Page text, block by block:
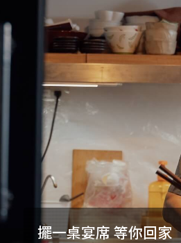
擺一桌宴席 等你回家